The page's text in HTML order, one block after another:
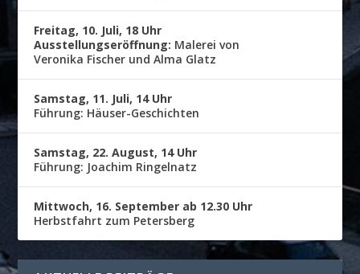
Freitag, 10. Juli, 18 Uhr
Ausstellungseröffnung: Malerei von
Veronika Fischer und Alma Glatz
Samstag, 11. Juli, 14 Uhr
Führung: Häuser-Geschichten
Samstag, 22. August, 14 Uhr
Führung: Joachim Ringelnatz
Mittwoch, 16. September ab 12.30 Uhr
Herbstfahrt zum Petersberg